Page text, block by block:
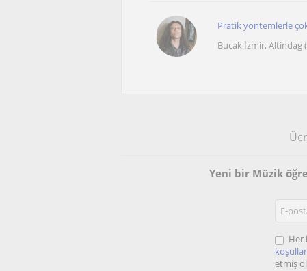
Pratik yöntemlerle
Bucak İzmir, Altindag
Yeni bir Müzik
Her
etmiş